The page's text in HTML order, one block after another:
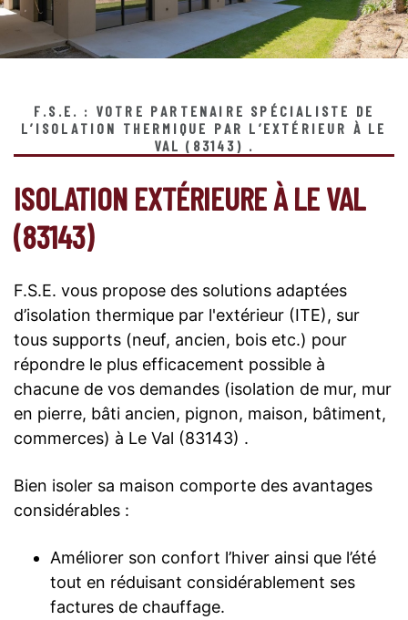
F.S.E. : VOTRE PARTENAIRE SPÉCIALISTE DE
L’ISOLATION THERMIQUE PAR L’EXTÉRIEUR À LE
VAL (83143) .
ISOLATION EXTÉRIEURE À LE VAL
(83143)
F.S.E. vous propose des solutions adaptées
d’isolation thermique par l'extérieur (ITE), sur
tous supports (neuf, ancien, bois etc.) pour
répondre le plus efficacement possible à
chacune de vos demandes (isolation de mur, mur
en pierre, bâti ancien, pignon, maison, bâtiment,
commerces) à Le Val (83143) .
Bien isoler sa maison comporte des avantages
considérables :
Améliorer son confort l’hiver ainsi que l’été
tout en réduisant considérablement ses
factures de chauffage.